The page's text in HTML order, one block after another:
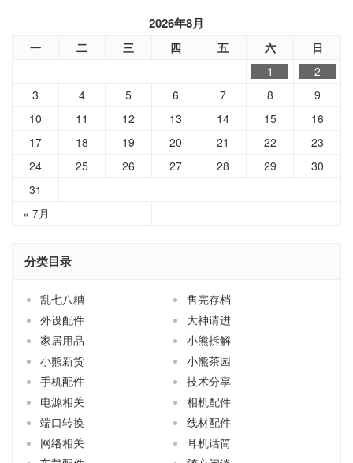
2026年8月
一 二 三 四 五 六 日
« 7月
1
2
3
4 5 6 7 8
9
10
11 12 13 14 15
16
17
18 19 20 21 22
23
24
25 26 27 28 29
30
31
分类目录
乱七八糟
售完存档
外设配件
大神请进
家居用品
小熊拆解
小熊新货
小熊茶园
手机配件
技术分享
电源相关
相机配件
端口转换
线材配件
网络相关
耳机话筒